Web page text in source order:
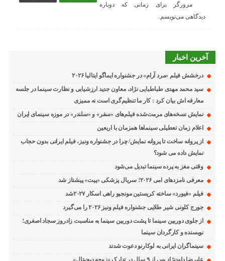
مرورگر برای زمانی که دوباره
دیدگاهی می‌نویسم.
آخرین اخبار
درخشش فیلم «مرد آرام» در جشنواره ایماگو ایتالیا ۲۰۲۶
سید محمد مهدی طباطبایی نژاد، معاون جدید ارزشیابی و نظارت سینما در جلسه
معارفه اش بیان کرد : کار ما تنظیم‌گری است نه ممیزی
نمایش نسخه‌های مرمت‌شده فیلم‌های «سفر» و «سلندر» در موزه سینمای ایران
اعلام زمان تعطیلی سینماها همزمان با اربعین
از پروانه ساخت تا پروانه نمایش/ چرا در جشنواره ونیز، فیلم ایرانی بدون حجاب
نمایش داده می شود؟
وقتی مغز به پرده سینما تبدیل می‌شود
معرفی نامزدهای امی ۲۰۲۶؛ سریال پزشکی «پیت» پیشتاز شد
فیلم «فیورد» ساخته کریستین مونجیو راهی اسکار ۲۰۲۷شد
جورج کلونی شیر طلایی جشنواره فیلم ونیز ۲۰۲۶ را می‌گیرد
از جلوی دوربین سینما تا پشت دوربین سینما به مناسبت زادروز سجاد اصغری؛
نویسنده و کارگردان سینما
سینماگران ایرانی به لوکارنو دعوت شدند
علیرضا داودنژاد پس از ۹ سال در تدارک «زوجه دیجیتال»